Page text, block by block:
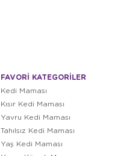
FAVORİ KATEGORİLER
Kedi Maması
Kısır Kedi Maması
Yavru Kedi Maması
Tahılsız Kedi Maması
Yaş Kedi Maması